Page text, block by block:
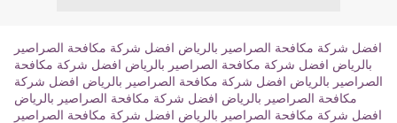
افضل شركة مكافحة الصراصير بالرياض افضل شركة مكافحة الصراصير
بالرياض افضل شركة مكافحة الصراصير بالرياض افضل شركة مكافحة
الصراصير بالرياض افضل شركة مكافحة الصراصير بالرياض افضل شركة
مكافحة الصراصير بالرياض افضل شركة مكافحة الصراصير بالرياض
افضل شركة مكافحة الصراصير بالرياض افضل شركة مكافحة الصراصير